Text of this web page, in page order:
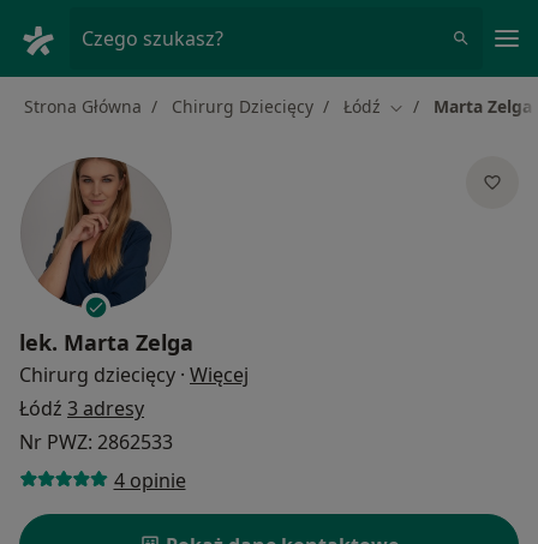
Czego szukasz?
Strona Główna Chirurg Dziecięcy Łódź Zmień miasto
Marta Zelga
lek. Marta Zelga
Chirurg dziecięcy · Więcej
Łódź 3 adresy
Nr PWZ: 2862533
4 opinie